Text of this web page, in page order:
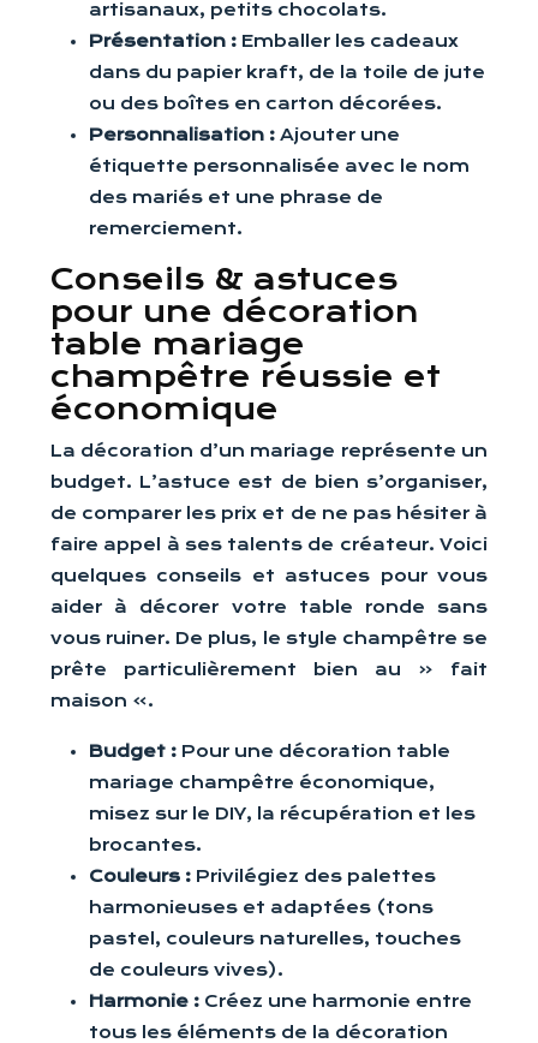
artisanaux, petits chocolats.
Présentation : Emballer les cadeaux
dans du papier kraft, de la toile de jute
ou des boîtes en carton décorées.
Personnalisation : Ajouter une
étiquette personnalisée avec le nom
des mariés et une phrase de
remerciement.
Conseils & astuces
pour une décoration
table mariage
champêtre réussie et
économique
La décoration d’un mariage représente un
budget. L’astuce est de bien s’organiser,
de comparer les prix et de ne pas hésiter à
faire appel à ses talents de créateur. Voici
quelques conseils et astuces pour vous
aider à décorer votre table ronde sans
vous ruiner. De plus, le style champêtre se
prête particulièrement bien au « fait
maison ».
Budget : Pour une décoration table
mariage champêtre économique,
misez sur le DIY, la récupération et les
brocantes.
Couleurs : Privilégiez des palettes
harmonieuses et adaptées (tons
pastel, couleurs naturelles, touches
de couleurs vives).
Harmonie : Créez une harmonie entre
tous les éléments de la décoration